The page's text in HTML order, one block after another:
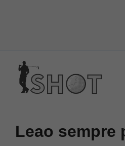
contenuto
Leao sempre